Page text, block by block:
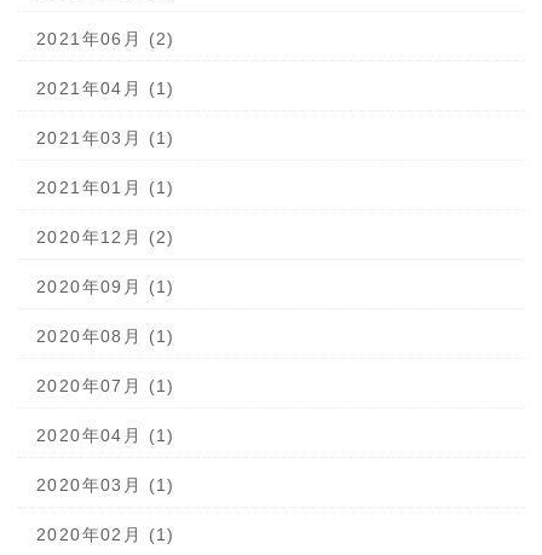
2021年06月 (2)
2021年04月 (1)
2021年03月 (1)
2021年01月 (1)
2020年12月 (2)
2020年09月 (1)
2020年08月 (1)
2020年07月 (1)
2020年04月 (1)
2020年03月 (1)
2020年02月 (1)